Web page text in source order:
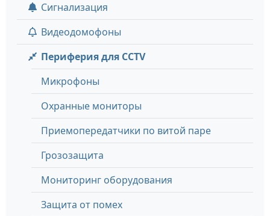
Сигнализация
Видеодомофоны
Периферия для CCTV
Микрофоны
Охранные мониторы
Приемопередатчики по витой паре
Грозозащита
Мониторинг оборудования
Защита от помех